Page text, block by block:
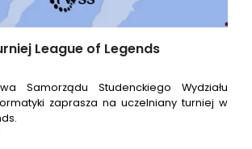
League of Legends
Samorządu Studenckiego Wydziału
zaprasza na uczelniany turniej w